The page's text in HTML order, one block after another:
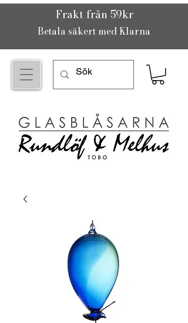
Frakt från 59kr
Betala säkert med Klarna